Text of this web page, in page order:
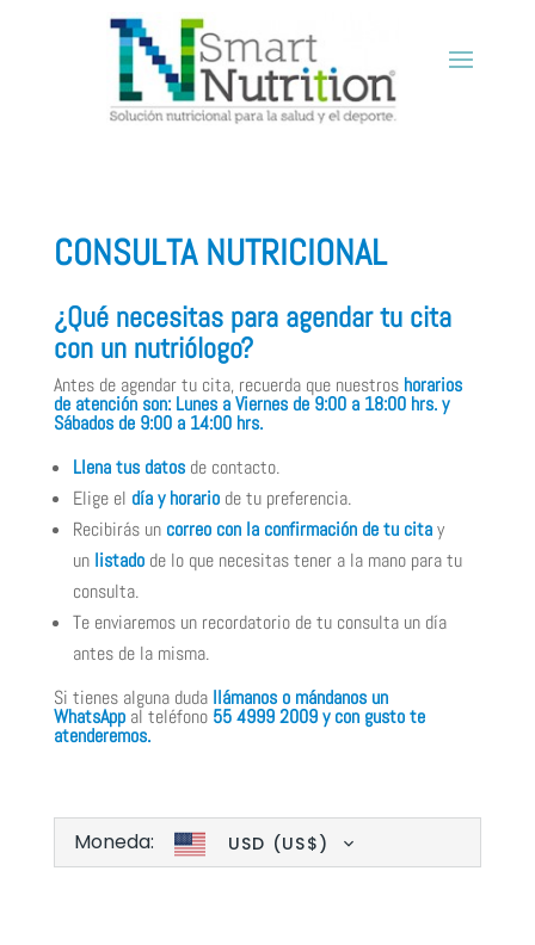
CONSULTA NUTRICIONAL
¿Qué necesitas para agendar tu cita
con un nutriólogo?
Antes de agendar tu cita, recuerda que nuestros horarios
de atención son: Lunes a Viernes de 9:00 a 18:00 hrs. y
Sábados de 9:00 a 14:00 hrs.
Llena tus datos de contacto.
Elige el día y horario de tu preferencia.
Recibirás un correo con la confirmación de tu cita y
un listado de lo que necesitas tener a la mano para tu
consulta.
Te enviaremos un recordatorio de tu consulta un día
antes de la misma.
Si tienes alguna duda llámanos o mándanos un
WhatsApp al teléfono 55 4999 2009 y con gusto te
atenderemos.